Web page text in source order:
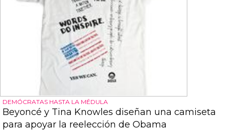
DEMÓCRATAS HASTA LA MÉDULA
Beyoncé y Tina Knowles diseñan una camiseta
para apoyar la reelección de Obama